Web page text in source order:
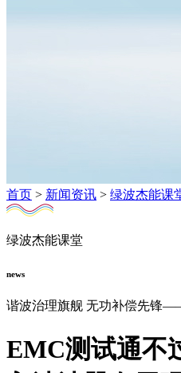
首页 > 新闻资讯 > 绿波杰能课
绿波杰能课堂
news
谐波治理旗舰 无功补偿先锋
EMC测试通不